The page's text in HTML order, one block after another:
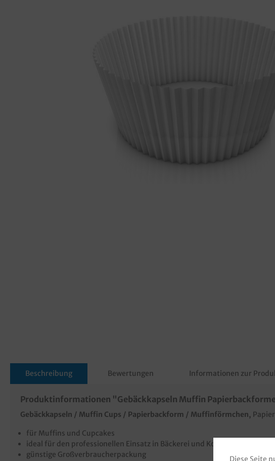
Beschreibung Bewertungen Informationen zur
Produktinformationen "Gebäckkapseln Muffin
Gebäckkapseln / Muffin Cups / Papierbackform / Muffinförmchen,
für Muffins und Cupcakes
ideal für den professionellen Einsatz in Bäckerei und Konditorei
günstige Großverbraucherpackung
Diese Seite